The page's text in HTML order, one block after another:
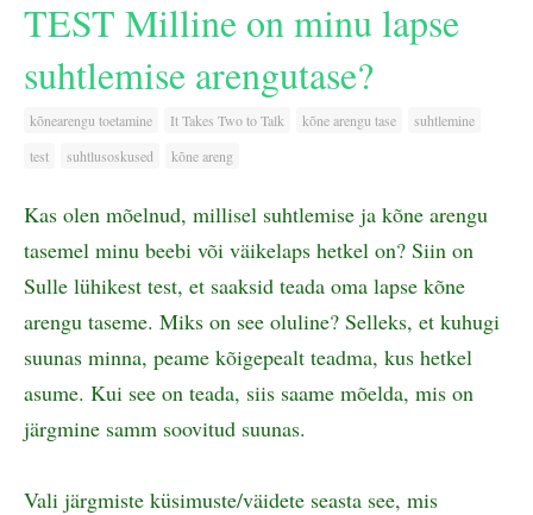
TEST Milline on minu lapse
suhtlemise arengutase?
kõnearengu toetamine It Takes Two to Talk kõne arengu tase
suhtlemine
test
suhtlusoskused kõne areng
Kas olen mõelnud, millisel suhtlemise ja kõne arengu
tasemel minu beebi või väikelaps hetkel on? Siin on
Sulle lühikest test, et saaksid teada oma lapse kõne
arengu taseme. Miks on see oluline? Selleks, et kuhugi
suunas minna, peame kõigepealt teadma, kus hetkel
asume. Kui see on teada, siis saame mõelda, mis on
järgmine samm soovitud suunas.
Vali järgmiste küsimuste/väidete seasta see, mis